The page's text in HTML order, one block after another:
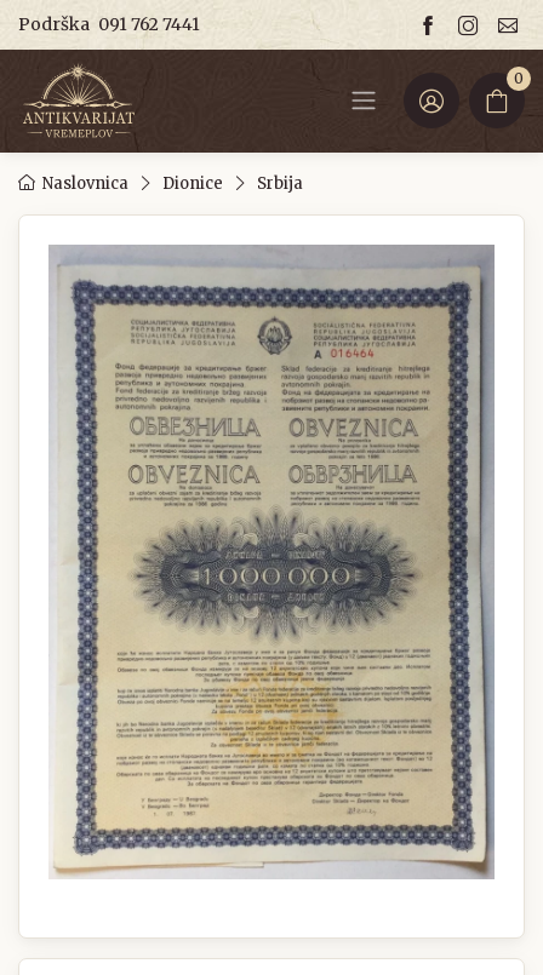
Podrška 091 762 7441
0
Naslovnica Dionice Srbija